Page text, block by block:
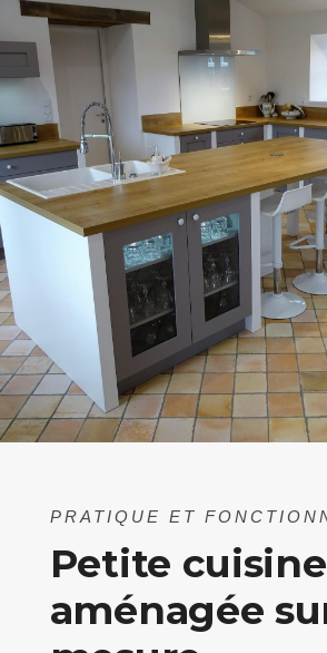
PRATIQUE ET
Petite cuisine
aménagée